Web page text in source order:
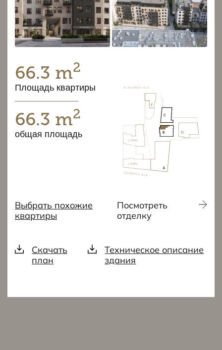
66.3 m2
Площадь квартиры
66.3 m2
общая площадь
Выбрать похожие
квартиры
Посмотреть
отделку
Скачать
план
Техническое описание
здания